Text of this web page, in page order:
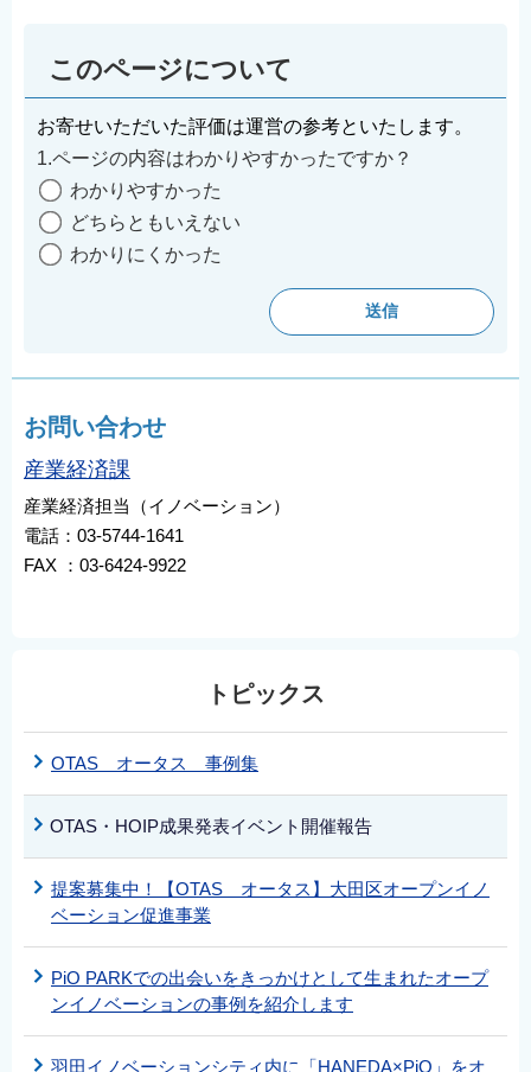
このページについて
お寄せいただいた評価は運営の参考といたします。
1.ページの内容はわかりやすかったですか？
わかりやすかった
どちらともいえない
わかりにくかった
お問い合わせ
産業経済課
産業経済担当（イノベーション）
電話：03-5744-1641
FAX ：03-6424-9922
トピックス
OTAS オータス 事例集
OTAS・HOIP成果発表イベント開催報告
提案募集中！【OTAS オータス】大田区オープンイノ
ベーション促進事業
PiO PARKでの出会いをきっかけとして生まれたオープ
ンイノベーションの事例を紹介します
羽田イノベーションシティ内に「HANEDA×PiO」をオ